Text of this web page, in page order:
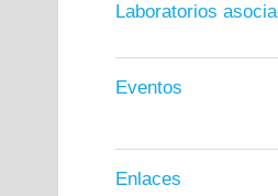
Laboratorios
Eventos
Enlaces